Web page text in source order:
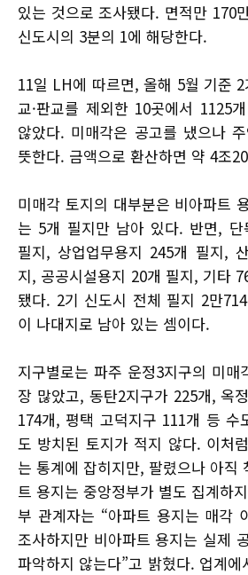
있는 것으로 조사됐다. 면적만 170
신도시의 3분의 1에 해당한다.
11일 LH에 따르면, 올해 5월 기준
교·판교를 제외한 10곳에서 1125
않았다. 미매각은 공고를 냈으나
뜻한다. 금액으로 환산하면 약 4조
미매각 토지의 대부분은 비아파트
는 5개 필지만 남아 있다. 반면, 단
필지, 상업업무용지 245개 필지,
지, 공공시설용지 20개 필지, 기타
됐다. 2기 신도시 전체 필지 2만
이 나대지로 남아 있는 셈이다.
지구별로는 파주 운정3지구의 미
장 많았고, 동탄2지구가 225개, 옥
174개, 평택 고덕지구 111개 등 수
도 방치된 토지가 적지 않다. 이처
는 통계에 잡히지만, 팔렸으나 아직
트 용지는 중앙정부가 별도 집계하
부 관계자는 “아파트 용지는 매각
조사하지만 비아파트 용지는 실제
파악하지 않는다”고 밝혔다. 업계